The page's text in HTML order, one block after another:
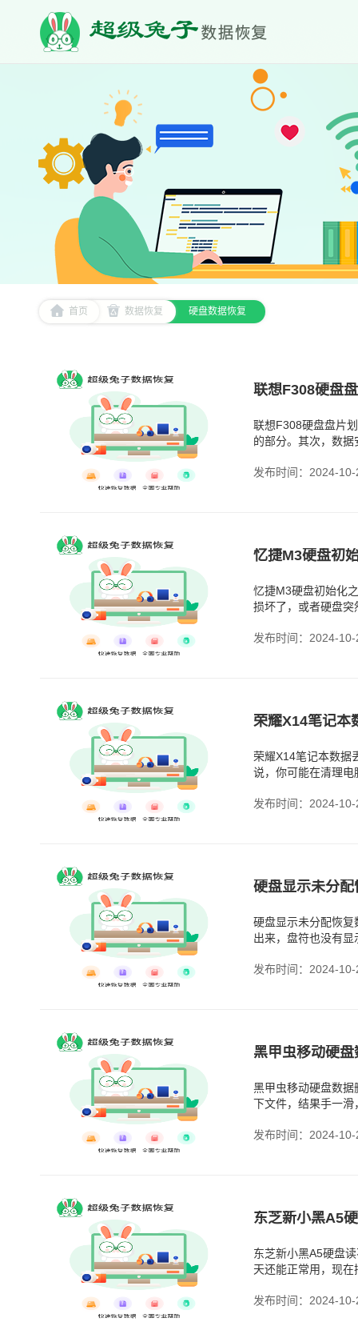
首页 数据恢复 硬盘数据恢复
联想F308硬盘盘片
的部分。其次，数
发布时间：2024-10-
忆捷M3硬盘初始化
损坏了，或者硬盘
发布时间：2024-10-
荣耀X14笔记本数据
说，你可能在清理
发布时间：2024-10-
硬盘显示未分
硬盘显示未分配恢
出来，盘符也没有
发布时间：2024-10-
黑甲虫移动硬盘数
下文件，结果手一
发布时间：2024-10-
东芝新小黑A5硬盘
天还能正常用，现
发布时间：2024-10-